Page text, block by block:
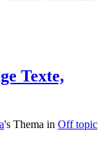
Texte,
's Thema in Off topic